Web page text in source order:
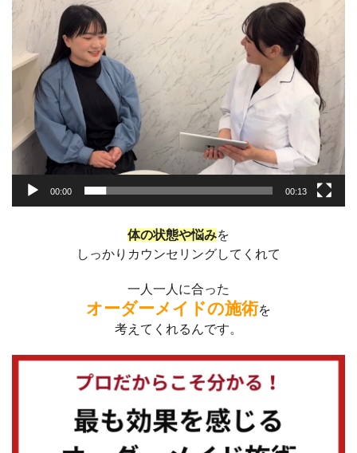
画
プ
ー
ヤ
00:00 00:13
体の状態や悩みを
しっかりカウンセリングしてくれて
一人一人に合った
オーダーメイドの施術を
考えてくれるんです。